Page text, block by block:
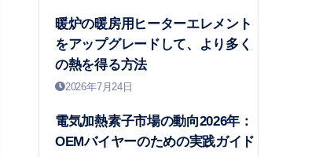
暖炉の暖房用ヒーターエレメント
をアップグレードして、より多く
の熱を得る方法
2026年7月24日
電気加熱素子市場の動向2026年：
OEMバイヤーのための実践ガイド